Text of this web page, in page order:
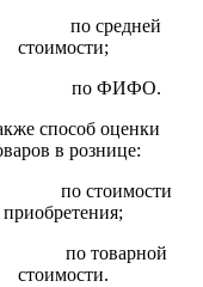
средней
стоимости;
ФИФО.
способ оценки
в рознице:
стоимости
приобретения;
товарной
стоимости.